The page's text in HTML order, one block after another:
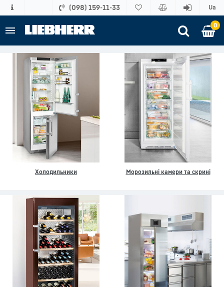
(098) 159-11-33 Ua
0
Холодильники Морозильні камери та скрині